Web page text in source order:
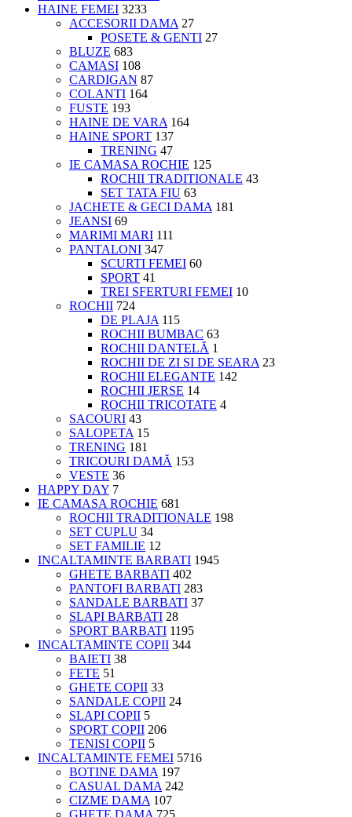
HAINE FEMEI 3233
ACCESORII DAMA 27
POSETE & GENTI 27
BLUZE 683
CAMASI 108
CARDIGAN 87
COLANTI 164
FUSTE 193
HAINE DE VARA 164
HAINE SPORT 137
TRENING 47
IE CAMASA ROCHIE 125
ROCHII TRADITIONALE 43
SET TATA FIU 63
JACHETE & GECI DAMA 181
JEANSI 69
MARIMI MARI 111
PANTALONI 347
SCURTI FEMEI 60
SPORT 41
TREI SFERTURI FEMEI 10
ROCHII 724
DE PLAJA 115
ROCHII BUMBAC 63
ROCHII DANTELĂ 1
ROCHII DE ZI SI DE SEARA 23
ROCHII ELEGANTE 142
ROCHII JERSE 14
ROCHII TRICOTATE 4
SACOURI 43
SALOPETA 15
TRENING 181
TRICOURI DAMĂ 153
VESTE 36
HAPPY DAY 7
IE CAMASA ROCHIE 681
ROCHII TRADITIONALE 198
SET CUPLU 34
SET FAMILIE 12
INCALTAMINTE BARBATI 1945
GHETE BARBATI 402
PANTOFI BARBATI 283
SANDALE BARBATI 37
SLAPI BARBATI 28
SPORT BARBATI 1195
INCALTAMINTE COPII 344
BAIETI 38
FETE 51
GHETE COPII 33
SANDALE COPII 24
SLAPI COPII 5
SPORT COPII 206
TENISI COPII 5
INCALTAMINTE FEMEI 5716
BOTINE DAMA 197
CASUAL DAMA 242
CIZME DAMA 107
GHETE DAMA 725